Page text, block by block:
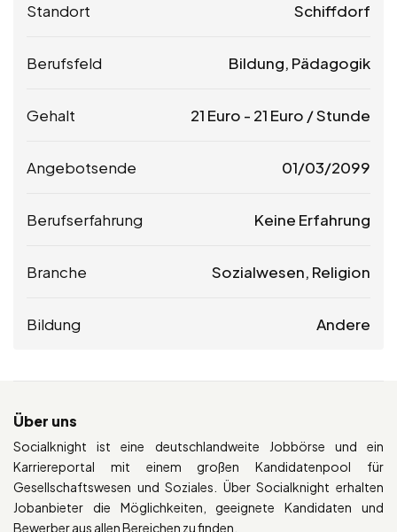
Standort Schiffdorf
Berufsfeld Bildung, Pädagogik
Gehalt 21 Euro - 21 Euro / Stunde
Angebotsende 01/03/2099
Berufserfahrung Keine Erfahrung
Branche Sozialwesen, Religion
Bildung Andere
Über uns
Socialknight ist eine deutschlandweite Jobbörse und ein
Karriereportal mit einem großen Kandidatenpool für
Gesellschaftswesen und Soziales. Über Socialknight erhalten
Jobanbieter die Möglichkeiten, geeignete Kandidaten und
Bewerber aus allen Bereichen zu finden.